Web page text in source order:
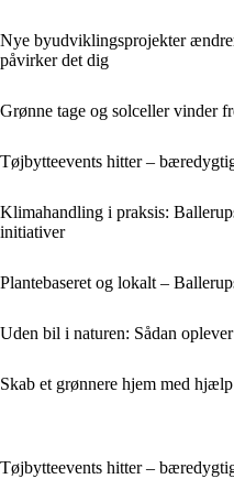
Nye byudviklingsprojekter
påvirker det dig
Grønne tage og solceller vinder
Tøjbytteevents hitter –
Klimahandling i praksis:
initiativer
Plantebaseret og lokalt –
Uden bil i naturen: Sådan
Skab et grønnere hjem med
Tøjbytteevents hitter –